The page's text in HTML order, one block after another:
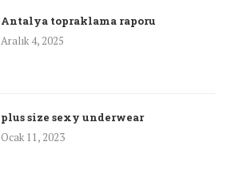
Antalya topraklama raporu
Aralık 4, 2025
plus size sexy underwear
Ocak 11, 2023